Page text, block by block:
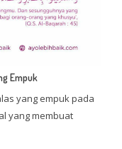
Empuk
yang empuk pada
yang membuat